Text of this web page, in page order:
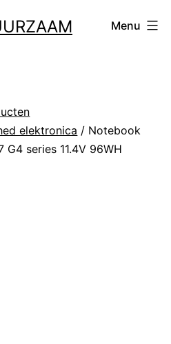
Menu
elektronica / Notebook
series 11.4V 96WH